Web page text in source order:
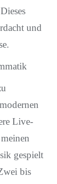
und
Live-
gespielt
bis